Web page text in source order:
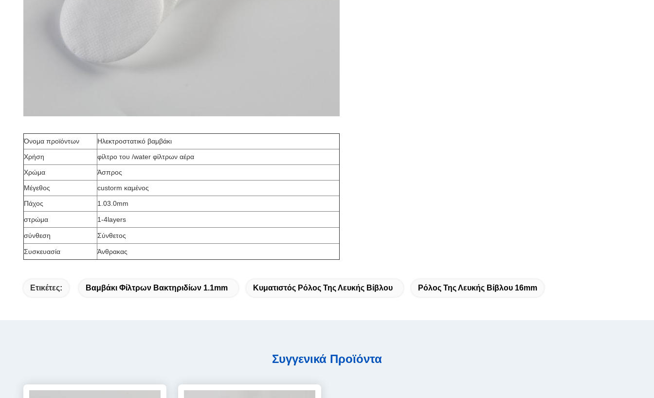
Όνομα προϊόντων
Ηλεκτροστατικό βαμβάκι
Χρήση
φίλτρο του /water φίλτρων αέρα
Χρώμα
Άσπρος
Μέγεθος
custorm καμένος
Πάχος
1.03.0mm
στρώμα 1-4layers
σύνθεση Σύνθετος
Συσκευασία Άνθρακας
Ετικέτες: Βαμβάκι Φίλτρων Βακτηριδίων 1.1mm Κυματιστός Ρόλος Της Λευκής Βίβλου Ρόλος Της Λευκής Βίβλου 16mm
Συγγενικά Προϊόντα